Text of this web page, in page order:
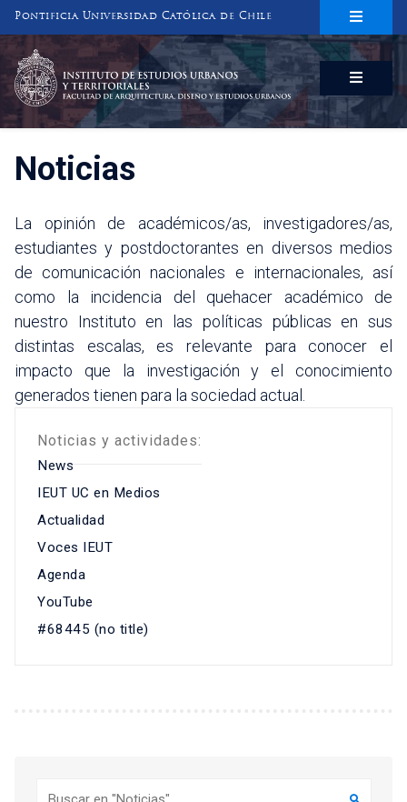
Pontificia Universidad Católica de Chile
INSTITUTO DE ESTUDIOS URBANOS
Y TERRITORIALES
FACULTAD DE ARQUITECTURA, DISEÑO Y ESTUDIOS URBANOS
Noticias
La opinión de académicos/as, investigadores/as,
estudiantes y postdoctorantes en diversos medios
de comunicación nacionales e internacionales, así
como la incidencia del quehacer académico de
nuestro Instituto en las políticas públicas en sus
distintas escalas, es relevante para conocer el
impacto que la investigación y el conocimiento
generados tienen para la sociedad actual.
Noticias y actividades:
News
IEUT UC en Medios
Actualidad
Voces IEUT
Agenda
YouTube
#68445 (no title)